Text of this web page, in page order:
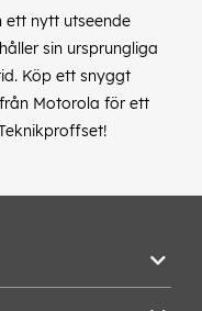
ett nytt utseende
sin ursprungliga
Köp ett snyggt
Motorola för ett